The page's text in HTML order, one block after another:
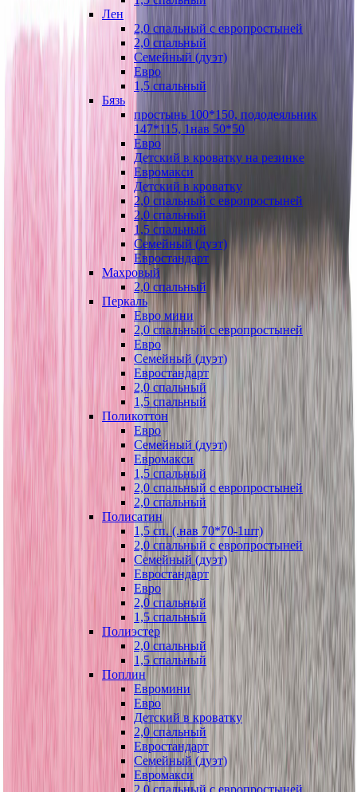
Лен
2,0 спальный с европростыней
2,0 спальный
Семейный (дуэт)
Евро
1,5 спальный
Бязь
простынь 100*150, пододеяльник
147*115, 1нав 50*50
Евро
Детский в кроватку на резинке
Евромакси
Детский в кроватку
2,0 спальный с европростыней
2,0 спальный
1,5 спальный
Семейный (дуэт)
Евростандарт
Махровый
2,0 спальный
Перкаль
Евро мини
2,0 спальный с европростыней
Евро
Семейный (дуэт)
Евростандарт
2,0 спальный
1,5 спальный
Поликоттон
Евро
Семейный (дуэт)
Евромакси
1,5 спальный
2,0 спальный с европростыней
2,0 спальный
Полисатин
1,5 сп. (.нав 70*70-1шт)
2,0 спальный с европростыней
Семейный (дуэт)
Евростандарт
Евро
2,0 спальный
1,5 спальный
Полиэстер
2,0 спальный
1,5 спальный
Поплин
Евромини
Евро
Детский в кроватку
2,0 спальный
Евростандарт
Семейный (дуэт)
Евромакси